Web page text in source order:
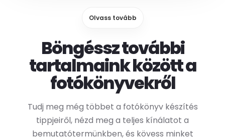
Olvass tovább
Böngéssz további
tartalmaink között a
fotókönyvekről
Tudj meg még többet a fotókönyv készítés
tippjeiről, nézd meg a teljes kínálatot a
bemutatótermünkben, és kövess minket